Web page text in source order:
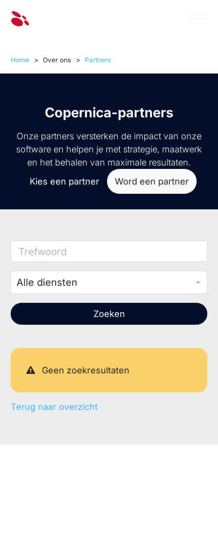
Home > Over ons > Partners
Copernica-partners
Onze partners versterken de impact van onze
software en helpen je met strategie, maatwerk
en het behalen van maximale resultaten.
Kies een partner
Word een partner
Trefwoord
Zoeken
Geen zoekresultaten
Terug naar overzicht